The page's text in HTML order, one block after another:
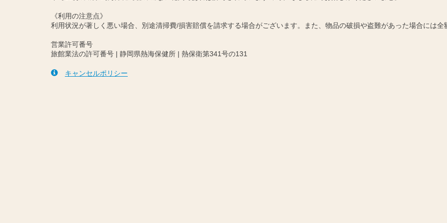
《利用の注意点》
利用状況が著しく悪い場合、別途清掃費/損害賠償を請求する場合がございます。また、物品の破損や盗難があった場合には全
営業許可番号
旅館業法の許可番号 | 静岡県熱海保健所 | 熱保衛第341号の131
キャンセルポリシー